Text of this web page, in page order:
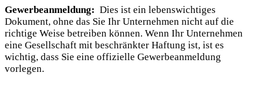
Gewerbeanmeldung: ​ Dies ist ein lebenswichtiges⁢
Dokument, ohne das Sie ⁣Ihr Unternehmen nicht auf die
richtige Weise betreiben können. Wenn Ihr Unternehmen‍
eine Gesellschaft mit beschränkter Haftung ist, ist es
wichtig, dass Sie⁢ eine offizielle Gewerbeanmeldung
vorlegen.